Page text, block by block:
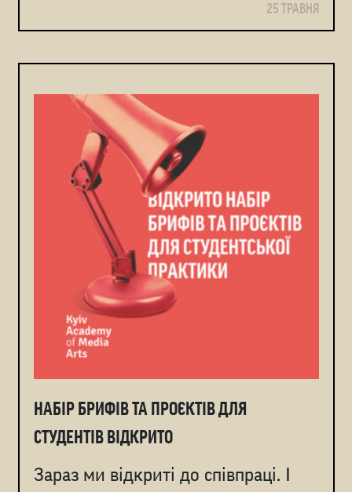
25 ТРАВНЯ
НАБІР БРИФІВ ТА ПРОЄКТІВ ДЛЯ
СТУДЕНТІВ ВІДКРИТО
Зараз ми відкриті до співпраці. І